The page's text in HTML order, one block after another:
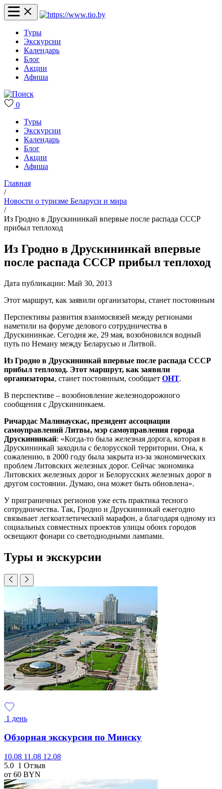
Туры
Экскурсии
Календарь
Блог
Акции
Афиша
0
Туры
Экскурсии
Календарь
Блог
Акции
Афиша
Главная
/
Новости о туризме Беларуси и мира
/
Из Гродно в Друскининкай впервые после распада СССР
прибыл теплоход
Из Гродно в Друскининкай впервые
после распада СССР прибыл теплоход
Дата публикации: Май 30, 2013
Этот маршрут, как заявили организаторы, станет постоянным
Перспективы развития взаимосвязей между регионами
наметили на форуме делового сотрудничества в
Друскининкае. Сегодня же, 29 мая, возобновился водный
путь по Неману между Беларусью и Литвой.
Из Гродно в Друскининкай впервые после распада СССР
прибыл теплоход. Этот маршрут, как заявили
организаторы, станет постоянным, сообщает ОНТ.
В перспективе – возобновление железнодорожного
сообщения с Друскининкаем.
Ричардас Малинаускас, президент ассоциации
самоуправлений Литвы, мэр самоуправления города
Друскининкай: «Когда-то была железная дорога, которая в
Друскининкай заходила с белорусской территории. Она, к
сожалению, в 2000 году была закрыта из-за экономических
проблем Литовских железных дорог. Сейчас экономика
Литовских железных дорог и Белорусских железных дорог в
другом состоянии. Думаю, она может быть обновлена».
У приграничных регионов уже есть практика тесного
сотрудничества. Так, Гродно и Друскининкай ежегодно
связывает легкоатлетический марафон, а благодаря одному из
социальных совместных проектов улицы обоих городов
освещают фонари со светодиодными лампами.
Туры и экскурсии
1 день
Обзорная экскурсия по Минску
10.08 11.08 12.08
5.0 1 Отзыв
от 60 BYN